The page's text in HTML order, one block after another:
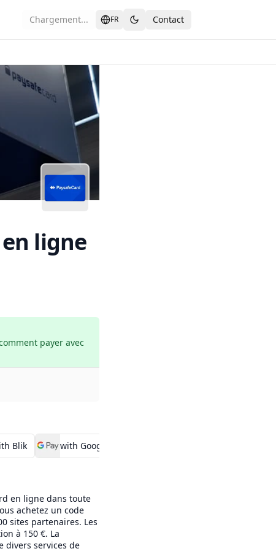
Chargement... FR Contact
ligne
payer avec
Blik with Google Pay
en ligne dans toute
achetez un code
sites partenaires. Les
à 150 €. La
divers services de